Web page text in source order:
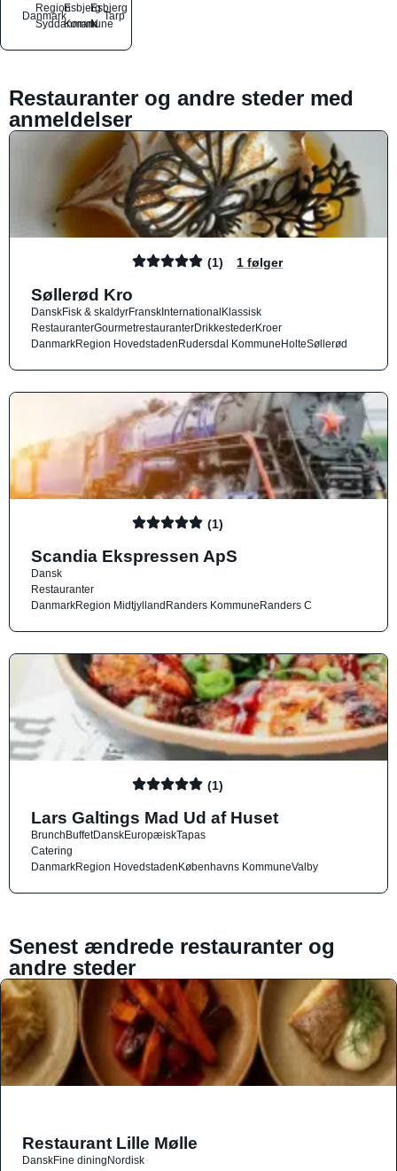
Danmark
Region
Syddanmark
Esbjerg
Kommune
Esbjerg
N
Tarp
Restauranter og andre steder med
anmeldelser
(1) 1 følger
Søllerød Kro
DanskFisk & skaldyrFranskInternationalKlassisk
RestauranterGourmetrestauranterDrikkestederKroer
DanmarkRegion HovedstadenRudersdal KommuneHolteSøllerød
(1)
Scandia Ekspressen ApS
Dansk
Restauranter
DanmarkRegion MidtjyllandRanders KommuneRanders C
(1)
Lars Galtings Mad Ud af Huset
BrunchBuffetDanskEuropæiskTapas
Catering
DanmarkRegion HovedstadenKøbenhavns KommuneValby
Senest ændrede restauranter og
andre steder
Restaurant Lille Mølle
DanskFine diningNordisk